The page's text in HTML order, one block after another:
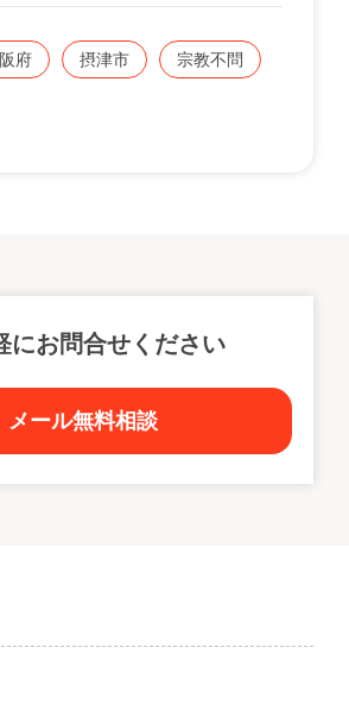
府 摂津市 宗教不問
にお問合せください
メール無料相談